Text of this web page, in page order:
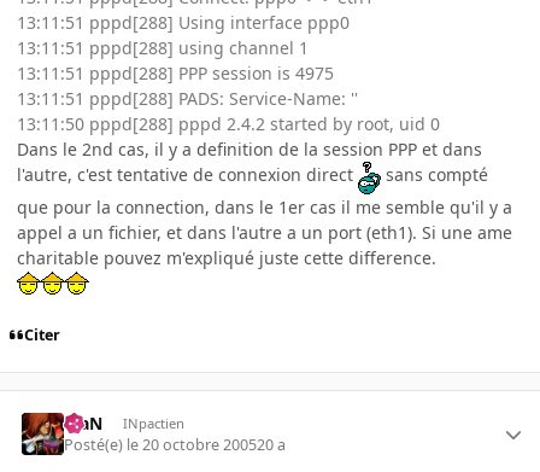
13:11:51 pppd[288] Using interface ppp0
13:11:51 pppd[288] using channel 1
13:11:51 pppd[288] PPP session is 4975
13:11:51 pppd[288] PADS: Service-Name: ''
13:11:50 pppd[288] pppd 2.4.2 started by root, uid 0
Dans le 2nd cas, il y a definition de la session PPP et dans
l'autre, c'est tentative de connexion direct
sans compté
que pour la connection, dans le 1er cas il me semble qu'il y a
appel a un fichier, et dans l'autre a un port (eth1). Si une ame
charitable pouvez m'expliqué juste cette difference.
Citer
KiaN INpactien
Posté(e) le 20 octobre 200520 a